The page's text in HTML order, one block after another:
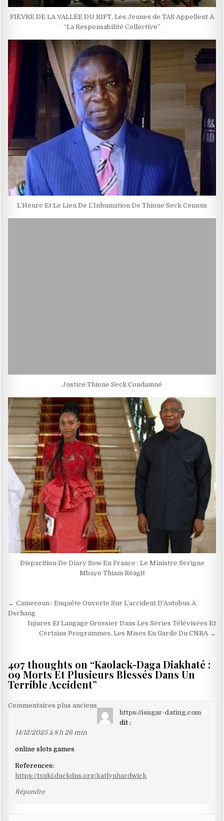
FIÈVRE DE LA VALLÉE DU RIFT, Les Jeunes de TAS Appellent À
“La Responsabilité Collective”
L’Heure Et Le Lieu De L’Inhumation De Thione Seck Connus
Justice:Thione Seck Condamné
Disparition De Diary Sow En France : Le Ministre Serigne
Mbaye Thiam Réagit
Navigation
de
l’article
← Cameroun : Enquête Ouverte Sur L’accident D’Autobus À
Dschang
Injures Et Langage Grossier Dans Les Séries Télévisées Et
Certains Programmes, Les Mises En Garde Du CNRA →
407 thoughts on “Kaolack-Daga Diakhaté :
09 Morts Et Plusieurs Blessés Dans Un
Terrible Accident”
Navigation
les
commentaires
Commentaires plus anciens
https://isugar-dating.com
dit :
14/12/2025 à 8 h 26 min
online slots games
References:
https://txuki.duckdns.org/katlynhardwick
Répondre